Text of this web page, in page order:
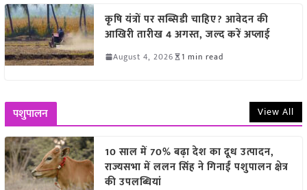
कृषि यंत्रों पर सब्सिडी चाहिए? आवेदन की
आखिरी तारीख 4 अगस्त, जल्द करें अप्लाई
August 4, 2026 1 min read
पशुपालन View All
10 साल में 70% बढ़ा देश का दूध उत्पादन,
राज्यसभा में ललन सिंह ने गिनाईं पशुपालन क्षेत्र
की उपलब्धियां